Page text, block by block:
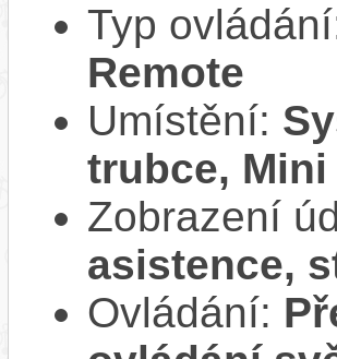
Typ
Remote
Umístění:
trubce,
Zobrazení
asistence,
Ovládání: